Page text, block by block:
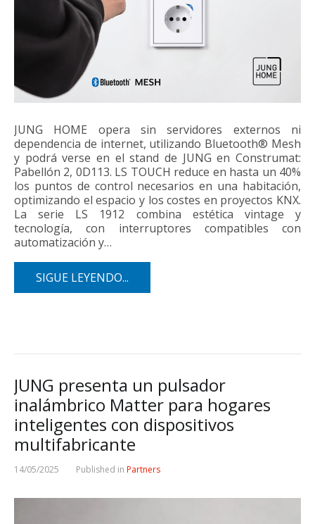
JUNG HOME opera sin servidores externos ni
dependencia de internet, utilizando Bluetooth® Mesh
y podrá verse en el stand de JUNG en Construmat:
Pabellón 2, 0D113. LS TOUCH reduce en hasta un 40%
los puntos de control necesarios en una habitación,
optimizando el espacio y los costes en proyectos KNX.
La serie LS 1912 combina estética vintage y
tecnología, con interruptores compatibles con
automatización y…
SIGUE LEYENDO...
JUNG presenta un pulsador
inalámbrico Matter para hogares
inteligentes con dispositivos
multifabricante
14/05/2025 Published in Partners